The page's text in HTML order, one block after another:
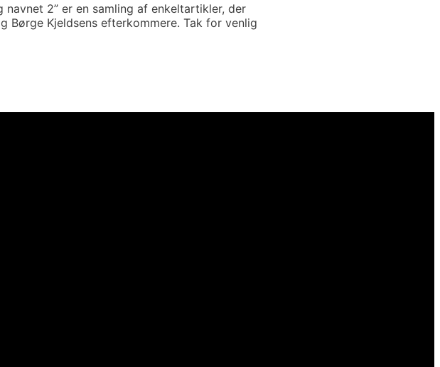
navnet 2” er en samling af enkeltartikler, der
Kjeldsens efterkommere. Tak for venlig